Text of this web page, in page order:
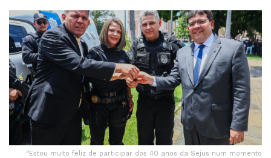
“Estou muito feliz de participar dos 40 anos da Sejus num momento